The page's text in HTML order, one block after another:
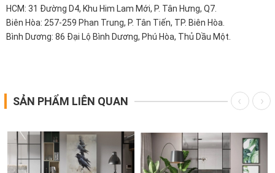
HCM: 31 Đường D4, Khu Him Lam Mới, P. Tân Hưng, Q7.
Biên Hòa: 257-259 Phan Trung, P. Tân Tiến, TP. Biên Hòa.
Bình Dương: 86 Đại Lộ Bình Dương, Phú Hòa, Thủ Dầu Một.
SẢN PHẨM LIÊN QUAN